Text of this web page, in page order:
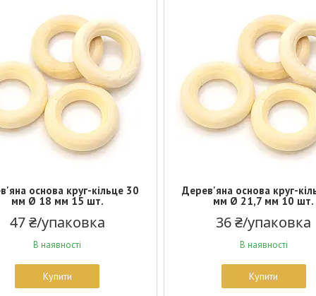
основа круг-кільце 30
мм Ø 18 мм 15 шт.
47 ₴/упаковка
В наявності
Купити
Дерев'яна основа круг-
мм Ø 21,7 мм 10 шт.
36 ₴/упаковка
В наявності
Купити